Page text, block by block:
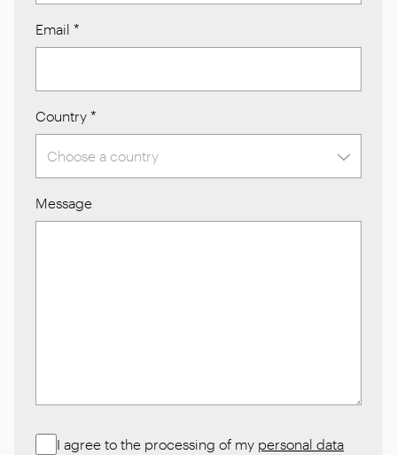
Email *
Country *
Message
I agree to the processing of my personal data